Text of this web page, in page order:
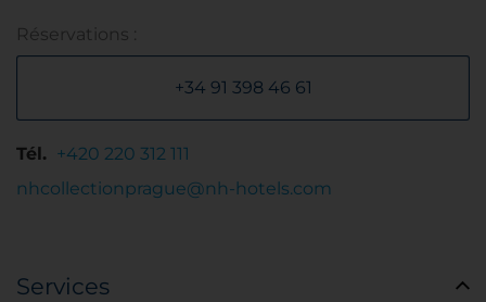
Réservations :
+34 91 398 46 61
Tél. +420 220 312 111
nhcollectionprague@nh-hotels.com
Services